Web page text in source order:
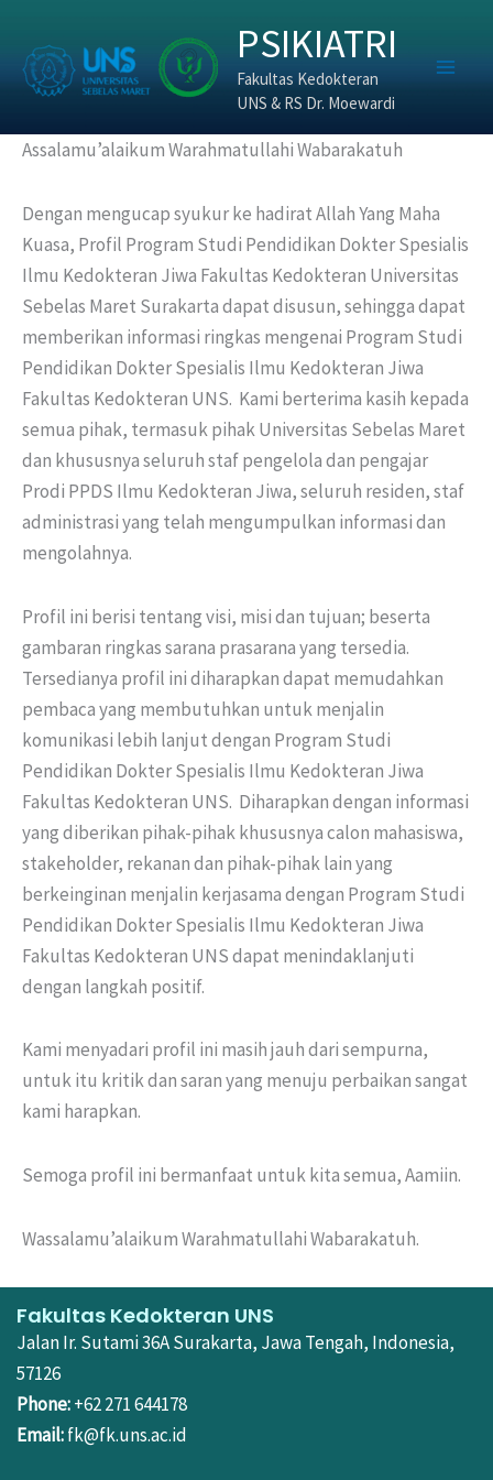
content
PSIKIATRI
Fakultas Kedokteran
UNS & RS Dr. Moewardi
Assalamu’alaikum Warahmatullahi Wabarakatuh
Dengan mengucap syukur ke hadirat Allah Yang Maha
Kuasa, Profil Program Studi Pendidikan Dokter Spesialis
Ilmu Kedokteran Jiwa Fakultas Kedokteran Universitas
Sebelas Maret Surakarta dapat disusun, sehingga dapat
memberikan informasi ringkas mengenai Program Studi
Pendidikan Dokter Spesialis Ilmu Kedokteran Jiwa
Fakultas Kedokteran UNS. Kami berterima kasih kepada
semua pihak, termasuk pihak Universitas Sebelas Maret
dan khususnya seluruh staf pengelola dan pengajar
Prodi PPDS Ilmu Kedokteran Jiwa, seluruh residen, staf
administrasi yang telah mengumpulkan informasi dan
mengolahnya.
Profil ini berisi tentang visi, misi dan tujuan; beserta
gambaran ringkas sarana prasarana yang tersedia.
Tersedianya profil ini diharapkan dapat memudahkan
pembaca yang membutuhkan untuk menjalin
komunikasi lebih lanjut dengan Program Studi
Pendidikan Dokter Spesialis Ilmu Kedokteran Jiwa
Fakultas Kedokteran UNS. Diharapkan dengan informasi
yang diberikan pihak-pihak khususnya calon mahasiswa,
stakeholder, rekanan dan pihak-pihak lain yang
berkeinginan menjalin kerjasama dengan Program Studi
Pendidikan Dokter Spesialis Ilmu Kedokteran Jiwa
Fakultas Kedokteran UNS dapat menindaklanjuti
dengan langkah positif.
Kami menyadari profil ini masih jauh dari sempurna,
untuk itu kritik dan saran yang menuju perbaikan sangat
kami harapkan.
Semoga profil ini bermanfaat untuk kita semua, Aamiin.
Wassalamu’alaikum Warahmatullahi Wabarakatuh.
Fakultas Kedokteran UNS
Jalan Ir. Sutami 36A Surakarta, Jawa Tengah, Indonesia,
57126
Phone:+62 271 644178
Email:fk@fk.uns.ac.id